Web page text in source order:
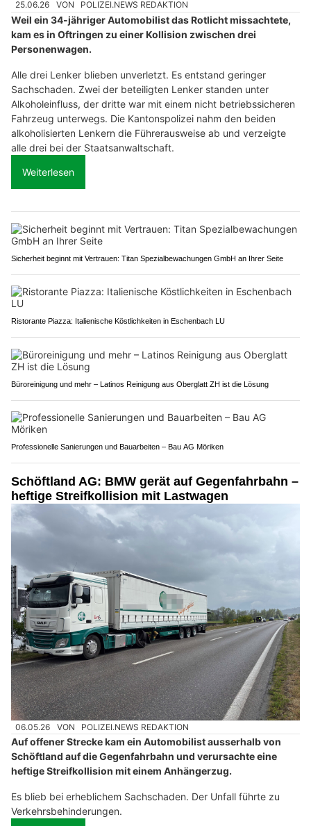
25.06.26 VON POLIZEI.NEWS REDAKTION
Weil ein 34-jähriger Automobilist das Rotlicht missachtete,
kam es in Oftringen zu einer Kollision zwischen drei
Personenwagen.
Alle drei Lenker blieben unverletzt. Es entstand geringer
Sachschaden. Zwei der beteiligten Lenker standen unter
Alkoholeinfluss, der dritte war mit einem nicht betriebssicheren
Fahrzeug unterwegs. Die Kantonspolizei nahm den beiden
alkoholisierten Lenkern die Führerausweise ab und verzeigte
alle drei bei der Staatsanwaltschaft.
Weiterlesen
Sicherheit beginnt mit Vertrauen: Titan Spezialbewachungen GmbH an Ihrer Seite
Ristorante Piazza: Italienische Köstlichkeiten in Eschenbach LU
Büroreinigung und mehr – Latinos Reinigung aus Oberglatt ZH ist die Lösung
Professionelle Sanierungen und Bauarbeiten – Bau AG Möriken
Schöftland AG: BMW gerät auf Gegenfahrbahn –
heftige Streifkollision mit Lastwagen
06.05.26 VON POLIZEI.NEWS REDAKTION
Auf offener Strecke kam ein Automobilist ausserhalb von
Schöftland auf die Gegenfahrbahn und verursachte eine
heftige Streifkollision mit einem Anhängerzug.
Es blieb bei erheblichem Sachschaden. Der Unfall führte zu
Verkehrsbehinderungen.